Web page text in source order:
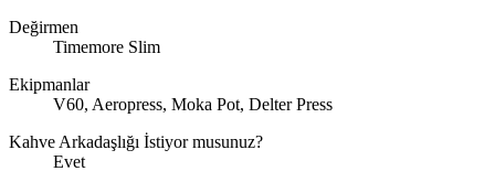
Değirmen
Timemore Slim
Ekipmanlar
V60, Aeropress, Moka Pot, Delter Press
Kahve Arkadaşlığı İstiyor musunuz?
Evet